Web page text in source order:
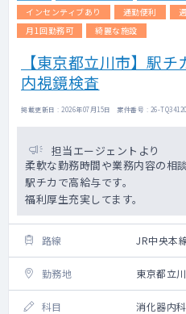
インセンティブあり
通勤便利
月1回勤務可
綺麗な施設
【東京都立川市】駅
内視鏡検査
掲載更新日 : 2026年07月15日 案件番号 : 26-
担当エージェントより
柔軟な勤務時間や業務内容の相談
駅チカで高給与です。
福利厚生充実してます。
路線 JR中央本
勤務地 東京都立
科目 消化器内